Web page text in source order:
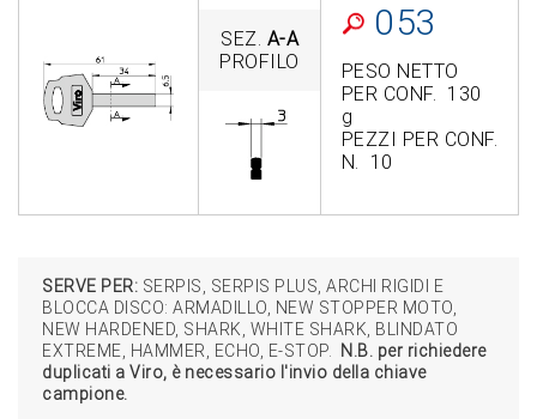
SEZ. A-A
PROFILO
053
PESO NETTO
PER CONF. 130
g
PEZZI PER CONF.
N. 10
SERVE PER: SERPIS, SERPIS PLUS, ARCHI RIGIDI E
BLOCCA DISCO: ARMADILLO, NEW STOPPER MOTO,
NEW HARDENED, SHARK, WHITE SHARK, BLINDATO
EXTREME, HAMMER, ECHO, E-STOP.
N.B. per richiedere
duplicati a Viro, è necessario l'invio della chiave
campione.